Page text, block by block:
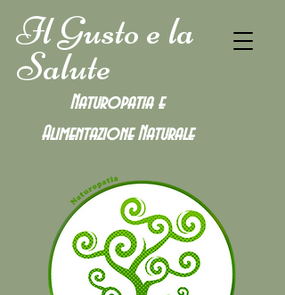
Il Gusto e la
Salute
Naturopatia e
Alimentazione Naturale